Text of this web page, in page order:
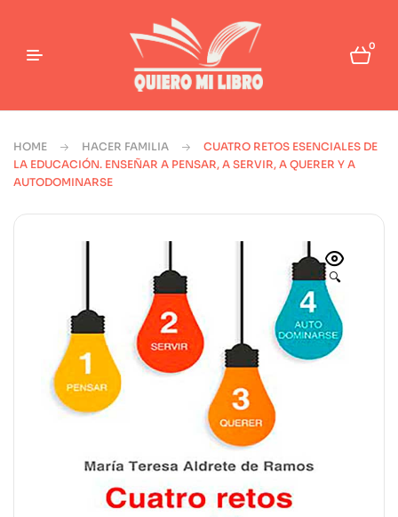
0
HOME HACER FAMILIA
CUATRO RETOS ESENCIALES DE
LA EDUCACIÓN. ENSEÑAR A PENSAR, A SERVIR, A QUERER Y A
AUTODOMINARSE
🔍